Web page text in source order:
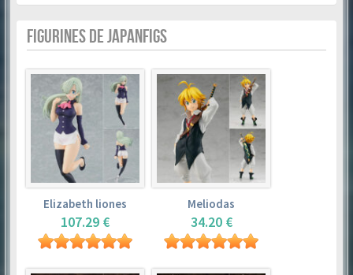
FIGURINES DE JAPANFIGS
Elizabeth liones
107.29 €
Meliodas
34.20 €